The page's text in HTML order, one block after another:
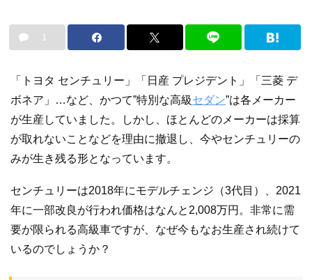
1
「トヨタ センチュリー」「日産 プレジデント」「三菱 デ
ボネア」…など、かつて”特別な高級セダン”は各メーカー
が生産していました。しかし、ほとんどのメーカーは採算
が取れないことなどを理由に撤退し、今やセンチュリーの
みが生き残る形となっています。
センチュリーは2018年にモデルチェンジ（3代目）、2021
年に一部改良が行われ価格はなんと2,008万円。非常に需
要が限られる高級車ですが、なぜ今もなお生産され続けて
いるのでしょうか？